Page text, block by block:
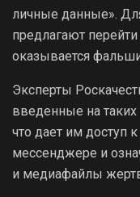
личные данные».
предлагают
оказывается
Эксперты
введенные на
что дает им доступ
мессенджере и
и медиафайлы